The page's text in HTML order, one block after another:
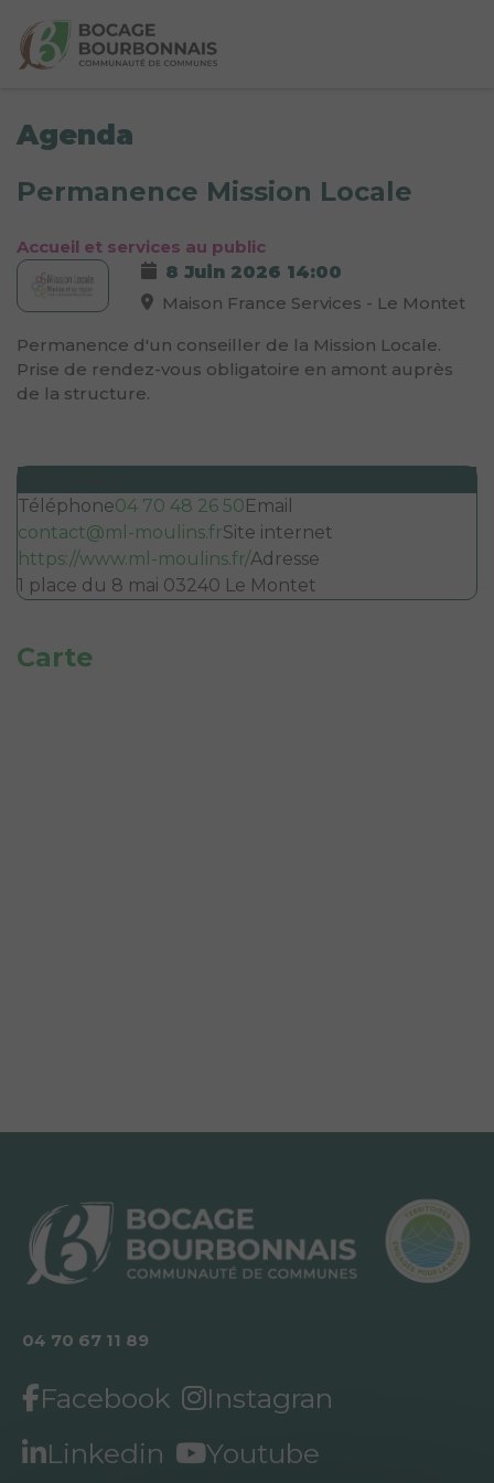
Agenda
Permanence Mission Locale
Accueil et services au public
8 Juin 2026 14:00
Maison France Services - Le Montet
Permanence d'un conseiller de la Mission Locale.
Prise de rendez-vous obligatoire en amont auprès
de la structure.
Téléphone04 70 48 26 50Email
contact@ml-moulins.frSite internet
https://www.ml-moulins.fr/Adresse
1 place du 8 mai 03240 Le Montet
Carte
04 70 67 11 89
Facebook
Instagran
Linkedin
Youtube